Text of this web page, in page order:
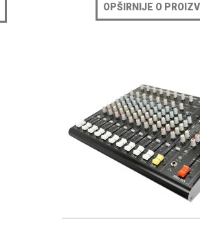
OPŠIRNIJE O